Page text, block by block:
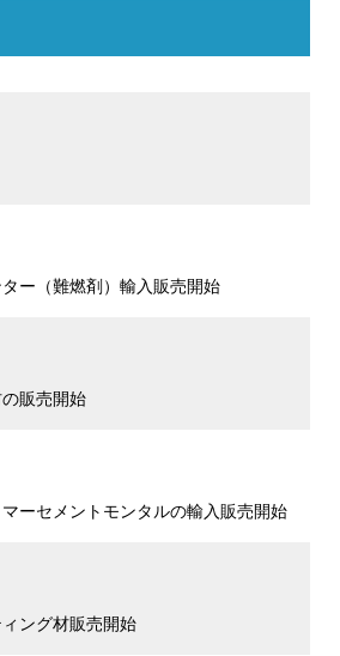
ー（難燃剤）輸入販売開始
販売開始
ーセメントモンタルの輸入販売開始
ング材販売開始